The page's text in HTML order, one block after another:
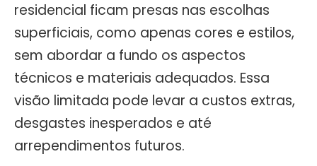
residencial ficam presas nas escolhas
superficiais, como apenas cores e estilos,
sem abordar a fundo os aspectos
técnicos e materiais adequados. Essa
visão limitada pode levar a custos extras,
desgastes inesperados e até
arrependimentos futuros.